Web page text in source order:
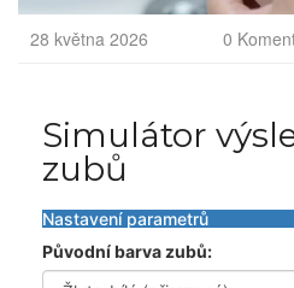
28 května 2026 0
Simulátor
zubů
Nastavení parametrů
Původní barva zubů: